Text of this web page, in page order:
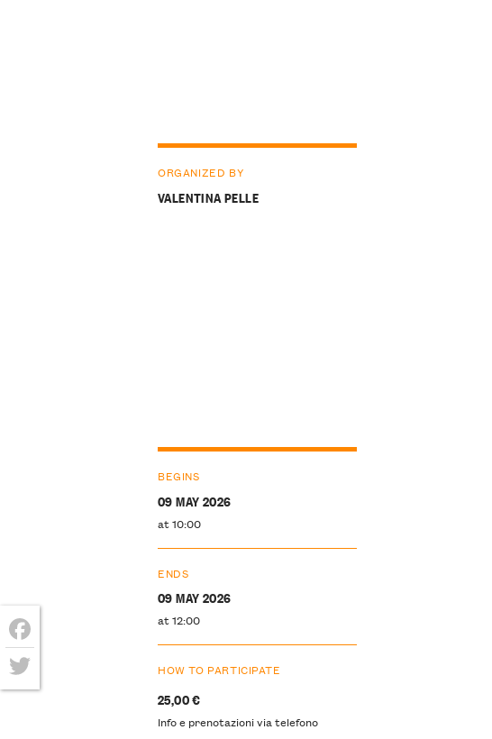
ORGANIZED BY
VALENTINA PELLE
BEGINS
09 MAY 2026
at 10:00
ENDS
09 MAY 2026
at 12:00
HOW TO PARTICIPATE
25,00 €
Info e prenotazioni via telefono
Facebook
Twitter